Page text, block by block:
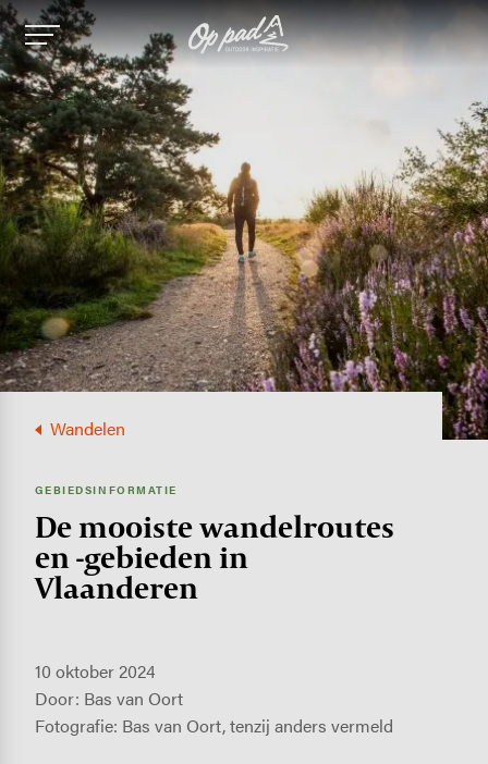
Image
Wandelen
GEBIEDSINFORMATIE
De mooiste wandel­routes
en -gebieden in
Vlaanderen
10 oktober 2024
Door: Bas van Oort
Fotografie: Bas van Oort, tenzij anders vermeld